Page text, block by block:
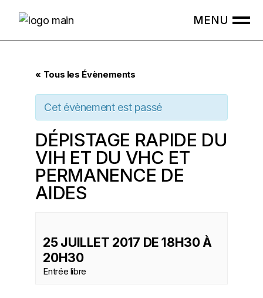
« Tous les Évènements
Cet évènement est passé
DÉPISTAGE RAPIDE DU
VIH ET DU VHC ET
PERMANENCE DE
AIDES
25 JUILLET 2017 DE 18H30À
20H30
Entrée libre